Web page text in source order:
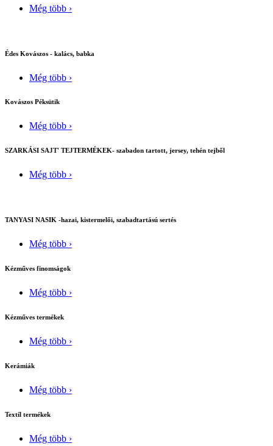
Még több ›
Édes Kovászos - kalács, babka
Még több ›
Kovászos Péksütik
Még több ›
SZARKÁSI SAJT' TEJTERMÉKEK- szabadon tartott, jersey, tehén tejből
Még több ›
TANYASI NASIK -hazai, kistermelői, szabadtartású sertés
Még több ›
Kézműves finomságok
Még több ›
Kézműves termékek
Még több ›
Kerámiák
Még több ›
Textíl termékek
Még több ›